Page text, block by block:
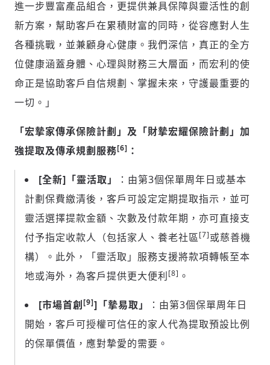
進一步豐富產品組合，更提供兼具保障與靈活性的創
新方案，幫助客戶在累積財富的同時，從容應對人生
各種挑戰，並兼顧身心健康。我們深信，真正的全方
位健康涵蓋身體、心理與財務三大層面，而宏利的使
命正是協助客戶自信規劃、掌握未來，守護最重要的
一切。」
「宏摯家傳承保險計劃」及「財摯宏耀保險計劃」 加
強提取及傳承規劃服務[6] ：
[全新] 「靈活取」
：由第3個保單周年日或基本
計劃保費繳清後，客戶可設定定期提取指示，並可
靈活選擇提款金額、次數及付款年期，亦可直接支
付予指定收款人（包括家人、養老社區[7]或慈善機
構）。此外，「靈活取」服務支援將款項轉帳至本
地或海外，為客戶提供更大便利[8] 。
[市場首創[9]] 「摯易取」
：由第3個保單周年日
開始，客戶可授權可信任的家人代為提取預設比例
的保單價值，應對摯愛的需要。